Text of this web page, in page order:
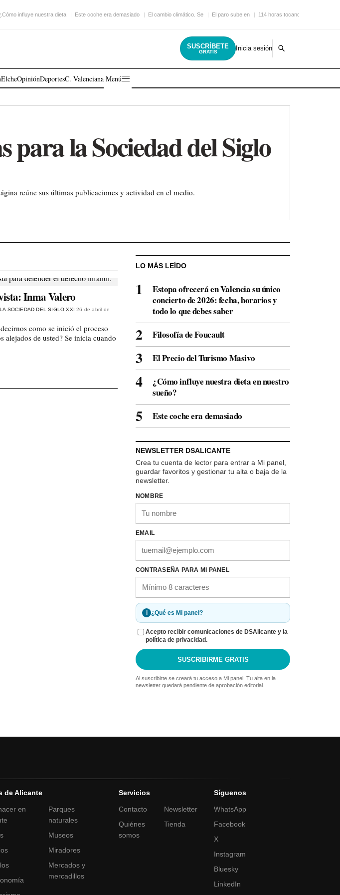
influye nuestra dieta Este coche era demasiado El cambio climático. Se El paro sube en 114 horas tocando la
SUSCRÍBETE
GRATIS Inicia sesión
ElcheOpiniónDeportesC. Valenciana Menú
para la Sociedad del Siglo
reúne sus últimas publicaciones y actividad en el medio.
Inma Valero
SOCIEDAD DEL SIGLO XXI26 de abril de
como se inició el proceso
alejados de usted? Se inicia cuando
LO MÁS LEÍDO
Estopa ofrecerá en Valencia su único
concierto de 2026: fecha, horarios y
todo lo que debes saber
Filosofía de Foucault
El Precio del Turismo Masivo
¿Cómo influye nuestra dieta en nuestro
sueño?
Este coche era demasiado
NEWSLETTER DSALICANTE
Crea tu cuenta de lector para entrar a Mi panel,
guardar favoritos y gestionar tu alta o baja de la
newsletter.
NOMBRE
EMAIL
CONTRASEÑA PARA MI PANEL
i ¿Qué es Mi panel?
Acepto recibir comunicaciones de DSAlicante y la
política de privacidad.
SUSCRIBIRME GRATIS
Al suscribirte se creará tu acceso a Mi panel. Tu alta en la
newsletter quedará pendiente de aprobación editorial.
de Alicante
en
Parques
naturales
Museos
Miradores
Mercados y
mercadillos
Servicios
Contacto
Quiénes
somos
Newsletter
Tienda
Síguenos
WhatsApp
Facebook
X
Instagram
Bluesky
LinkedIn